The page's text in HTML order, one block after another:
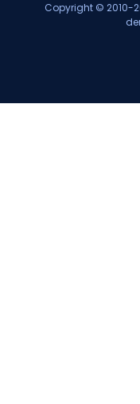
Copyright © 2010-